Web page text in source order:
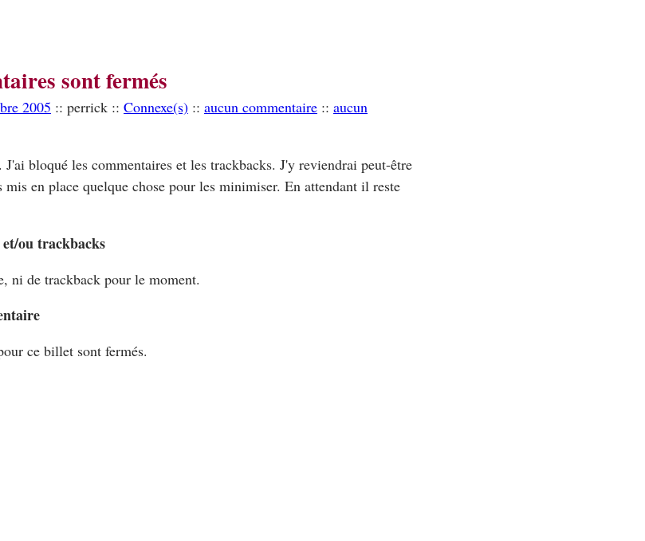
sont fermés
2005 :: perrick :: Connexe(s) :: aucun commentaire :: aucun
bloqué les commentaires et les trackbacks. J'y reviendrai peut-être
mis en place quelque chose pour les minimiser. En attendant il reste
ou trackbacks
ni de trackback pour le moment.
ce billet sont fermés.